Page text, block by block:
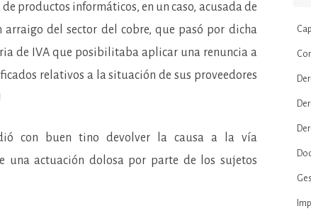
productos informáticos, en un caso, acusada de
del sector del cobre, que pasó por dicha
de IVA que posibilitaba aplicar una renuncia a
relativos a la situación de sus proveedores
con buen tino devolver la causa a la vía
una actuación dolosa por parte de los sujetos